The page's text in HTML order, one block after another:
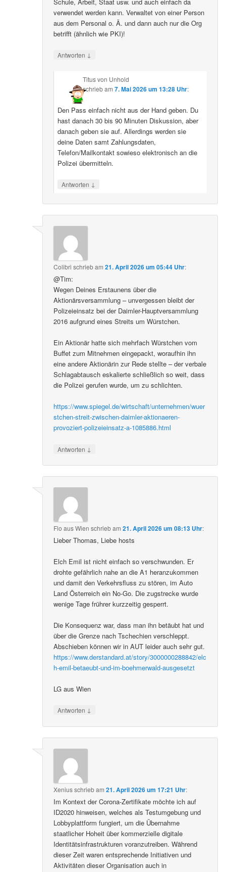
verwendet werden kann. Verwaltet von einer Person
aus dem Personal o. Ä. und dann auch nur die Org
betrifft (ähnlich wie PKI)!
Antworten ↓
Titus von Unhold
schriebam 7. Mai 2026 um 13:28 Uhr:
Den Pass einfach nicht aus der Hand geben. Du
hast danach 30 bis 90 Minuten Diskussion, aber
danach geben sie auf. Allerdings werden sie
deine Daten samt Zahlungsdaten,
Telefon/Mailkontakt sowieso elektronisch an die
Polizei übermitteln.
Antworten ↓
Colibri schriebam21. April 2026 um 05:44 Uhr:
@Tim:
Wegen Deines Erstaunens über die
Aktionärsversammlung – unvergessen bleibt der
Polizeieinsatz bei der Daimler-Hauptversammlung
2016 aufgrund eines Streits um Würstchen.
Ein Aktionär hatte sich mehrfach Würstchen vom
Buffet zum Mitnehmen eingepackt, woraufhin ihn
eine andere Aktionärin zur Rede stellte – der verbale
Schlagabtausch eskalierte schließlich so weit, dass
die Polizei gerufen wurde, um zu schlichten.
https://www.spiegel.de/wirtschaft/unternehmen/wuer
stchen-streit-zwischen-daimler-aktionaeren-
provoziert-polizeieinsatz-a-1085886.html
Antworten ↓
Flo aus Wien schriebam21. April 2026 um 08:13 Uhr:
Lieber Thomas, Liebe hosts
Elch Emil ist nicht einfach so verschwunden. Er
drohte gefährlich nahe an die A1 heranzukommen
und damit den Verkehrsfluss zu stören, im Auto
Land Österreich ein No-Go. Die zugstrecke wurde
wenige Tage frührer kurzzeitig gesperrt.
Die Konsequenz war, dass man ihn betäubt hat und
über die Grenze nach Tschechien verschleppt.
Abschieben können wir in AUT leider auch sehr gut.
https://www.derstandard.at/story/3000000288842/elc
h-emil-betaeubt-und-im-boehmerwald-ausgesetzt
LG aus Wien
Antworten ↓
Xeniusschriebam21. April 2026 um 17:21 Uhr:
Im Kontext der Corona-Zertifikate möchte ich auf
ID2020 hinweisen, welches als Testumgebung und
Lobbyplattform fungiert, um die Übernahme
staatlicher Hoheit über kommerzielle digitale
Identitätsinfrastrukturen voranzutreiben. Während
dieser Zeit waren entsprechende Initiativen und
Aktivitäten dieser Organisation auch in